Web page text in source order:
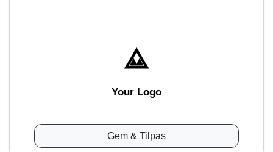
Your Logo
Gem & Tilpas